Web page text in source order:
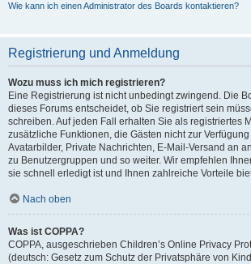
Wie kann ich einen Administrator des Boards kontaktieren?
Registrierung und Anmeldung
Wozu muss ich mich registrieren?
Eine Registrierung ist nicht unbedingt zwingend. Die
dieses Forums entscheidet, ob Sie registriert sein
schreiben. Auf jeden Fall erhalten Sie als registriertes
zusätzliche Funktionen, die Gästen nicht zur
Avatarbilder, Private Nachrichten, E-Mail-Versand an
zu Benutzergruppen und so weiter. Wir empfehlen
sie schnell erledigt ist und Ihnen zahlreiche Vorteile
Nach oben
Was ist COPPA?
COPPA, ausgeschrieben Children’s Online Privacy
(deutsch: Gesetz zum Schutz der Privatsphäre von